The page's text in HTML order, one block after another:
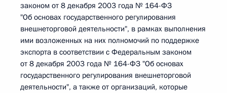
законом от 8 декабря 2003 года № 164-ФЗ
"Об основах государственного регулирования
внешнеторговой деятельности", в рамках выполнения
ими возложенных на них полномочий по поддержке
экспорта в соответствии с Федеральным законом
от 8 декабря 2003 года № 164-ФЗ "Об основах
государственного регулирования внешнеторговой
деятельности", а также от организаций, которые